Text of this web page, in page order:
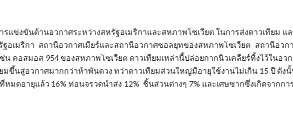
รแข่งขันด้านอวกาศระหว่างสหรัฐอเมริกาและสหภาพโซเวียต ในการส่งดาวเทียม
ฐอเมริกา สถานีอวกาศเมียร์และสถานีอวกาศซอลยุทของสหภาพโซเวียต สถานีอ
น คอสมอส 954 ของสหภาพโซเวียต ดาวเทียมเหล่านี้ปล่อยกากนิวเคลียร์ทิ้งไว้ในอ
มขึ้นสู่อวกาศมากกว่าห้าพันดวง ทว่าดาวเทียมส่วนใหญ่มีอายุใช้งานไม่เกิน 15 ปี ดัง
หมดอายุแล้ว 16% ท่อนจรวดนำส่ง 12% ชิ้นส่วนต่างๆ 7% และเศษซากซึ่งเกิดจากกา